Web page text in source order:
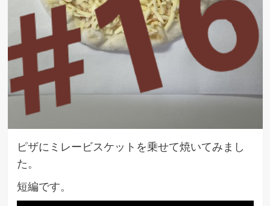
ピザにミレービスケットを乗せて焼いてみまし
た。
短編です。